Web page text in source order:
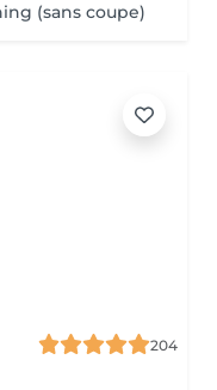
(sans coupe)
204